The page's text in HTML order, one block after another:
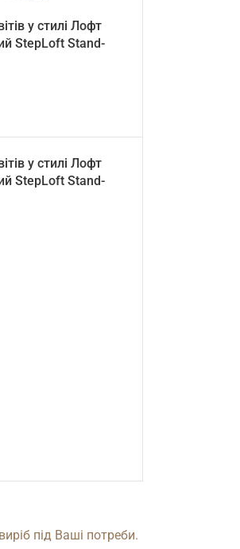
у стилі Лофт
StepLoft Stand-
у стилі Лофт
StepLoft Stand-
під Ваші потреби.